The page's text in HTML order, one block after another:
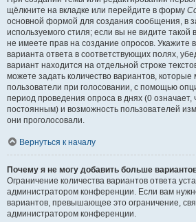
щёлкните на вкладке или перейдите в форму
основной формой для создания сообщения, в
используемого стиля; если вы не видите
не имеете прав на создание опросов. Укажите
варианта ответа в соответствующих полях,
вариант находится на отдельной строке
можете задать количество вариантов, которые
пользователи при голосовании, с помощью
период проведения опроса в днях (0 означает,
постоянным) и возможность пользователей
они проголосовали.
Вернуться к началу
Почему я не могу добавить больше
Ограничение количества вариантов ответа
администратором конференции. Если вам
вариантов, превышающее это ограничение,
администратором конференции.